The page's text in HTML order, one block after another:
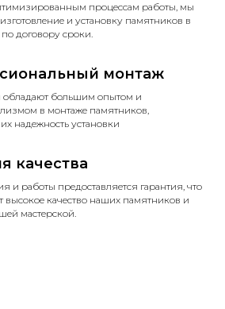
процессам работы, мы
и установку памятников в
договору сроки.
монтаж
обладают большим опытом и
в монтаже памятников,
надежность установки
качества
и работы предоставляется гарантия, что
высокое качество наших памятников и
мастерской.